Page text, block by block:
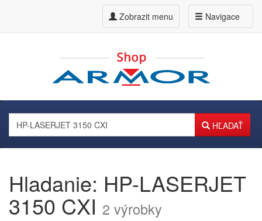
Navigace
Zobrazit menu
HĽADAŤ
Hladanie: HP-LASERJET
3150 CXI 2 výrobky